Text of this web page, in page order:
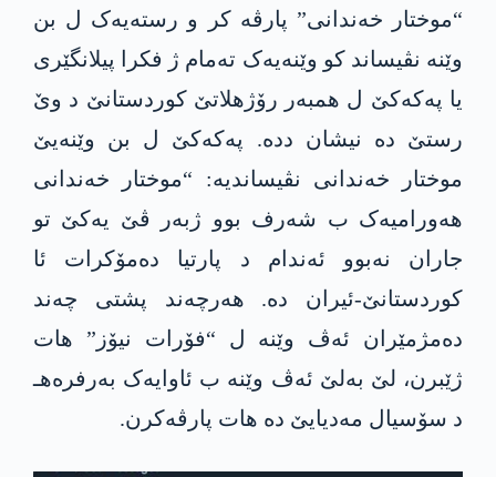
“موختار خەندانی” پارڤە کر و رستەیەک ل بن
وێنە نڤیساند کو وێنەیەک تەمام ژ فکرا پیلانگێری
یا پەکەکێ ل همبەر رۆژهلاتێ کوردستانێ د وێ
رستێ دە نیشان ددە. پەکەکێ ل بن وێنەیێ
موختار خەندانی نڤیساندیە: “موختار خەندانی
هەورامیەک ب شەرف بوو ژبەر ڤێ یەکێ تو
جاران نەبوو ئەندام د پارتیا دەمۆکرات ئا
کوردستانێ-ئیران دە. هەرچەند پشتی چەند
دەمژمێران ئەڤ وێنە ل “فۆرات نیۆز” هات
ژێبرن، لێ بەلێ ئەڤ وێنە ب ئاوایەک بەرفرەهـ
د سۆسیال مەدیایێ دە هات پارڤەکرن.